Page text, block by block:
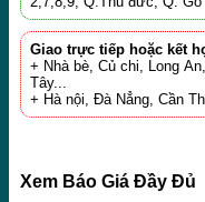
Giao trực tiếp hoặc kết
+ Nhà bè, Củ chi, Long
Tây...
+ Hà nội, Đà Nẳng, Cần
Xem Báo Giá Đầy Đủ